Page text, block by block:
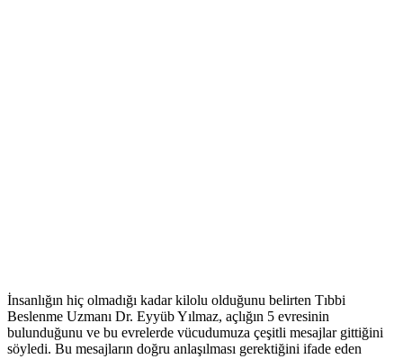
İnsanlığın hiç olmadığı kadar kilolu olduğunu belirten Tıbbi
Beslenme Uzmanı Dr. Eyyüb Yılmaz, açlığın 5 evresinin
bulunduğunu ve bu evrelerde vücudumuza çeşitli mesajlar gittiğini
söyledi. Bu mesajların doğru anlaşılması gerektiğini ifade eden